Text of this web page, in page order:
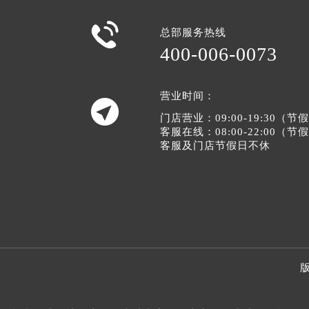
 总部服务热线
400-006-0073

营业时间：
门店营业：09:00-19:30（节
客服在线：08:00-22:00（节
客服及门店节假日不休